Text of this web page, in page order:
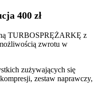
400 zł
TURBOSPRĘŻARKĘ z
zwrotu w
zużywających się
zestaw naprawczy,